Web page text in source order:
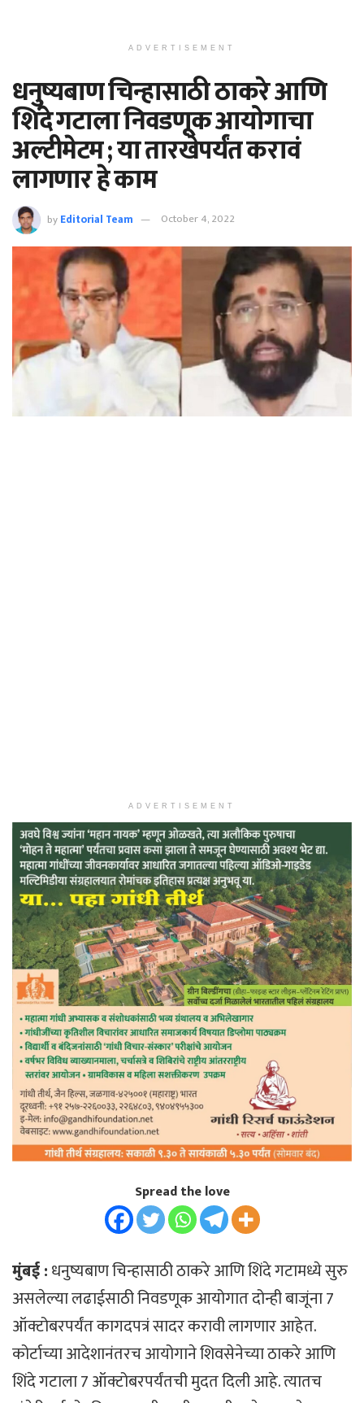
ADVERTISEMENT
धनुष्यबाण चिन्हासाठी ठाकरे आणि
शिंदे गटाला निवडणूक आयोगाचा
अल्टीमेटम ; या तारखेपर्यंत करावं
लागणार हे काम
byEditorial Team October 4, 2022
ADVERTISEMENT
Spread the love
मुंबई :धनुष्यबाण चिन्हासाठी ठाकरे आणि शिंदे गटामध्ये सुरु
असलेल्या लढाईसाठी निवडणूक आयोगात दोन्ही बाजूंना 7
ऑक्टोबरपर्यंत कागदपत्रं सादर करावी लागणार आहेत.
कोर्टाच्या आदेशानंतरच आयोगाने शिवसेनेच्या ठाकरे आणि
शिंदे गटाला 7 ऑक्टोबरपर्यंतची मुदत दिली आहे. त्यातच